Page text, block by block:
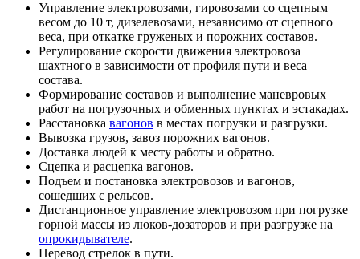
Управление электровозами, гировозами со сцепным
весом до 10 т, дизелевозами, независимо от сцепного
веса, при откатке груженых и порожних составов.
Регулирование скорости движения электровоза
шахтного в зависимости от профиля пути и веса
состава.
Формирование составов и выполнение маневровых
работ на погрузочных и обменных пунктах и эстакадах.
Расстановка вагонов в местах погрузки и разгрузки.
Вывозка грузов, завоз порожних вагонов.
Доставка людей к месту работы и обратно.
Сцепка и расцепка вагонов.
Подъем и постановка электровозов и вагонов,
сошедших с рельсов.
Дистанционное управление электровозом при погрузке
горной массы из люков-дозаторов и при разгрузке на
опрокидывателе.
Перевод стрелок в пути.